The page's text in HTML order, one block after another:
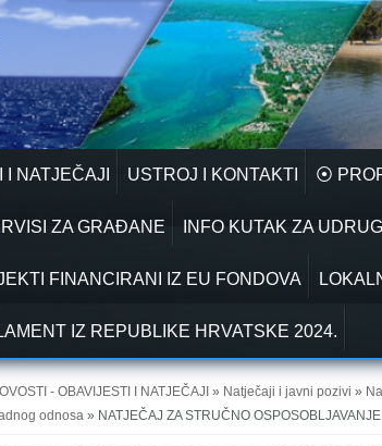
I NATJEČAJI USTROJ I KONTAKTI ⦿
ZA GRAĐANE INFO KUTAK ZA
FINANCIRANI IZ EU FONDOVA
IZ REPUBLIKE HRVATSKE 2024.
- OBAVIJESTI I NATJEČAJI » Natječaji i javni pozivi »
odnosa » NATJEČAJ ZA STRUČNO